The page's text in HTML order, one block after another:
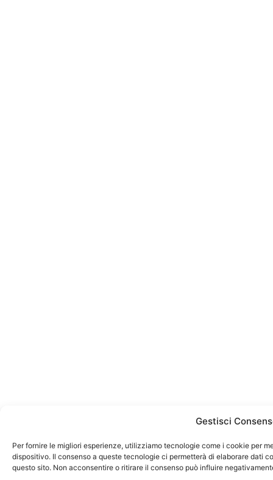
Gestisci
Per fornire le migliori esperienze, utilizziamo tecnologie come i cookie per
dispositivo. Il consenso a queste tecnologie ci permetterà di elaborare dati
questo sito. Non acconsentire o ritirare il consenso può influire